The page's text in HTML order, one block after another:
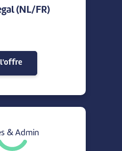
(NL/FR)
l'offre
& Admin